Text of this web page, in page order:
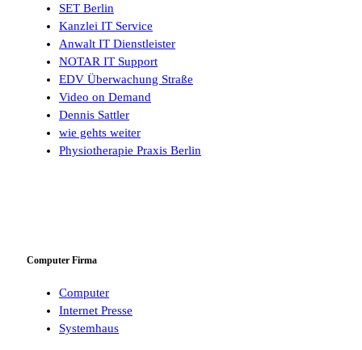
SET Berlin
Kanzlei IT Service
Anwalt IT Dienstleister
NOTAR IT Support
EDV Überwachung Straße
Video on Demand
Dennis Sattler
wie gehts weiter
Physiotherapie Praxis Berlin
Computer Firma
Computer
Internet Presse
Systemhaus